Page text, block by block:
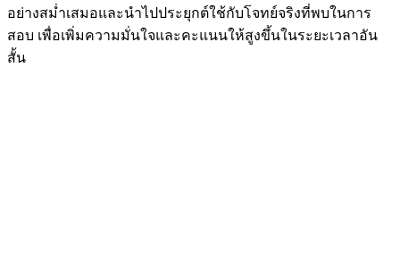
อย่างสม่ำเสมอและนำไปประยุกต์ใช้กับโจทย์จริงที่พบในการ
สอบ เพื่อเพิ่มความมั่นใจและคะแนนให้สูงขึ้นในระยะเวลาอัน
สั้น